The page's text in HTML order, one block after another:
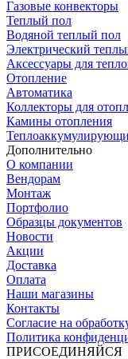
Газовые конвекторы
Теплый пол
Водяной теплый пол
Электрический
Аксессуары для
Отопление
Автоматика
Коллекторы для
Камины отопления
Дополнительно
О компании
Вендорам
Монтаж
Портфолио
Образцы документов
Новости
Акции
Доставка
Оплата
Наши магазины
Контакты
Согласие на
Политика
ПРИСОЕДИНЯЙСЯ